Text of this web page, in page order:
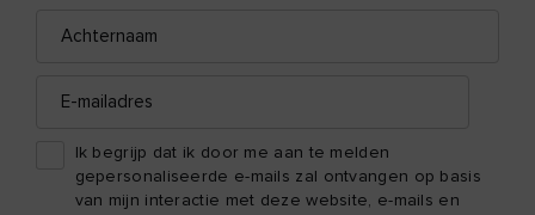
mailadres
Ik begrijp dat ik door me aan te melden
gepersonaliseerde e-mails zal ontvangen op basis
van mijn interactie met deze website, e-mails en